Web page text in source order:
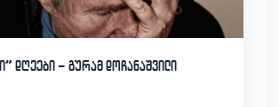
დღეები – გურამ დოჩანაშვილი